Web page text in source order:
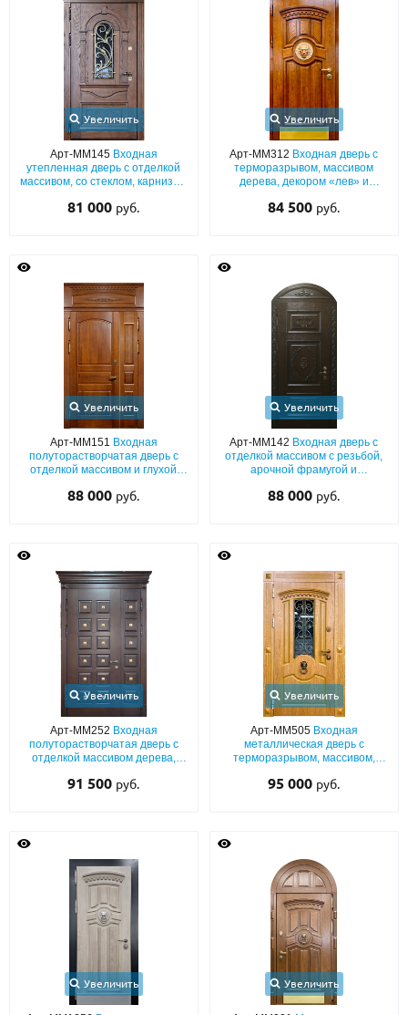
Увеличить
Арт-ММ145 Входная
утепленная дверь с отделкой
массивом, со стеклом, карнизом
81 000 руб.
Увеличить
Арт-ММ312 Входная дверь с
терморазрывом, массивом
дерева, декором «лев» и
84 500 руб.
Увеличить
Арт-ММ151 Входная
полуторастворчатая дверь с
отделкой массивом и глухой
88 000 руб.
Увеличить
Арт-ММ142 Входная дверь с
отделкой массивом с резьбой,
арочной фрамугой и
88 000 руб.
Увеличить
Арт-ММ252 Входная
полуторастворчатая дверь с
отделкой массивом дерева,
карнизом
91 500 руб.
Увеличить
Арт-ММ505 Входная
металлическая дверь с
терморазрывом, массивом,
стеклопакетом
95 000 руб.
Увеличить Увеличить